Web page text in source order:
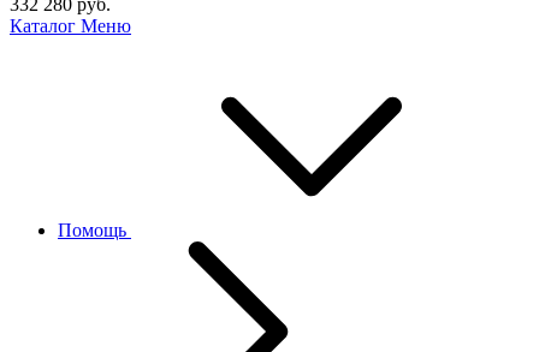
Каталог Меню
Помощь